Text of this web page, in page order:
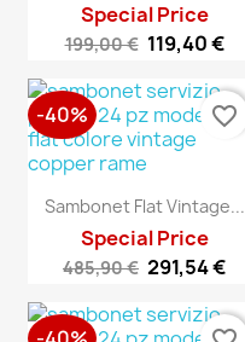
Special Price
199,00 € 119,40 €
Sambonet Flat Vintage...
Special Price
485,90 € 291,54 €
-40% favorite_border